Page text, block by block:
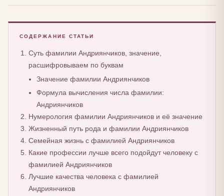
СОДЕРЖАНИЕ СТАТЬИ
Суть фамилии Андриянчиков, значение,
расшифровываем по буквам
Значение фамилии Андриянчиков
Формула вычисления числа фамилии:
Андриянчиков
Нумерология фамилии Андриянчиков и её значение
Жизненный путь рода и фамилии Андриянчиков
Семейная жизнь с фамилией Андриянчиков
Какие профессии лучше всего подойдут человеку с
фамилией Андриянчиков
Лучшие качества человека с фамилией
Андриянчиков